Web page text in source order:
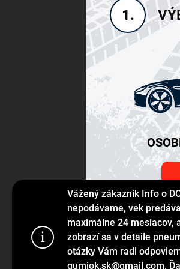
Vážený zákazník Info o
nepodávame, vek
maximálne 24 mesiacov,
zobrazí sa v detaile
otázky Vám radi
gumiok.sk@gmail.com.
1.